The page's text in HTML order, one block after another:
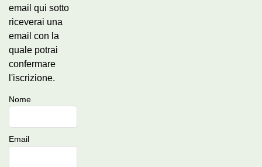
email qui sotto
riceverai una
email con la
quale potrai
confermare
l'iscrizione.
Nome
Email